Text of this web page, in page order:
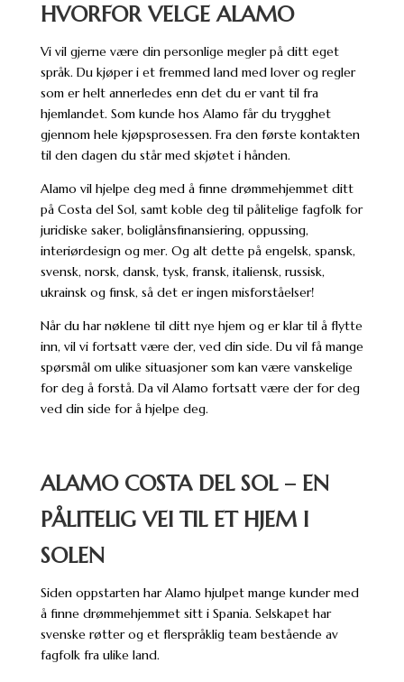
HVORFOR VELGE ALAMO
Vi vil gjerne være din personlige megler på ditt eget
språk. Du kjøper i et fremmed land med lover og regler
som er helt annerledes enn det du er vant til fra
hjemlandet. Som kunde hos Alamo får du trygghet
gjennom hele kjøpsprosessen. Fra den første kontakten
til den dagen du står med skjøtet i hånden.
Alamo vil hjelpe deg med å finne drømmehjemmet ditt
på Costa del Sol, samt koble deg til pålitelige fagfolk for
juridiske saker, boliglånsfinansiering, oppussing,
interiørdesign og mer. Og alt dette på engelsk, spansk,
svensk, norsk, dansk, tysk, fransk, italiensk, russisk,
ukrainsk og finsk, så det er ingen misforståelser!
Når du har nøklene til ditt nye hjem og er klar til å flytte
inn, vil vi fortsatt være der, ved din side. Du vil få mange
spørsmål om ulike situasjoner som kan være vanskelige
for deg å forstå. Da vil Alamo fortsatt være der for deg
ved din side for å hjelpe deg.
ALAMO COSTA DEL SOL – EN
PÅLITELIG VEI TIL ET HJEM I
SOLEN
Siden oppstarten har Alamo hjulpet mange kunder med
å finne drømmehjemmet sitt i Spania. Selskapet har
svenske røtter og et flerspråklig team bestående av
fagfolk fra ulike land.